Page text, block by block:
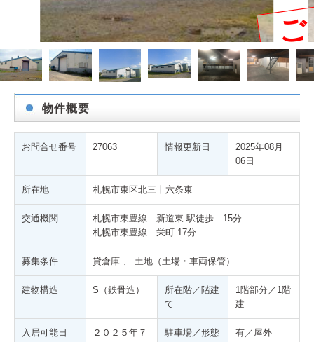
ご
物件概要
お問合せ番号 27063 情報更新日
2025年08月
06日
所在地 札幌市東区北三十六条東
交通機関
札幌市東豊線 新道東 駅徒歩 15分
札幌市東豊線 栄町 17分
募集条件 貸倉庫 、 土地（土場・車両保管）
建物構造 S（鉄骨造）
所在階／階建
て
1階部分／1階
建
入居可能日
２０２５年７
駐車場／形態
有／屋外